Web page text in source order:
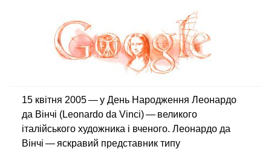
15 квітня 2005 — у День Народження Леонардо
да Вінчі (Leonardo da Vinci) — великого
італійського художника і вченого. Леонардо да
Вінчі — яскравий представник типу